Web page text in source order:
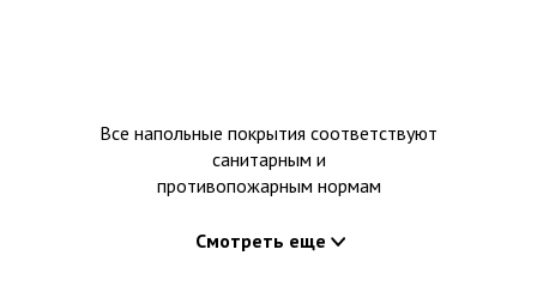
Все напольные покрытия соответствуют
санитарным и
противопожарным нормам
Смотреть еще